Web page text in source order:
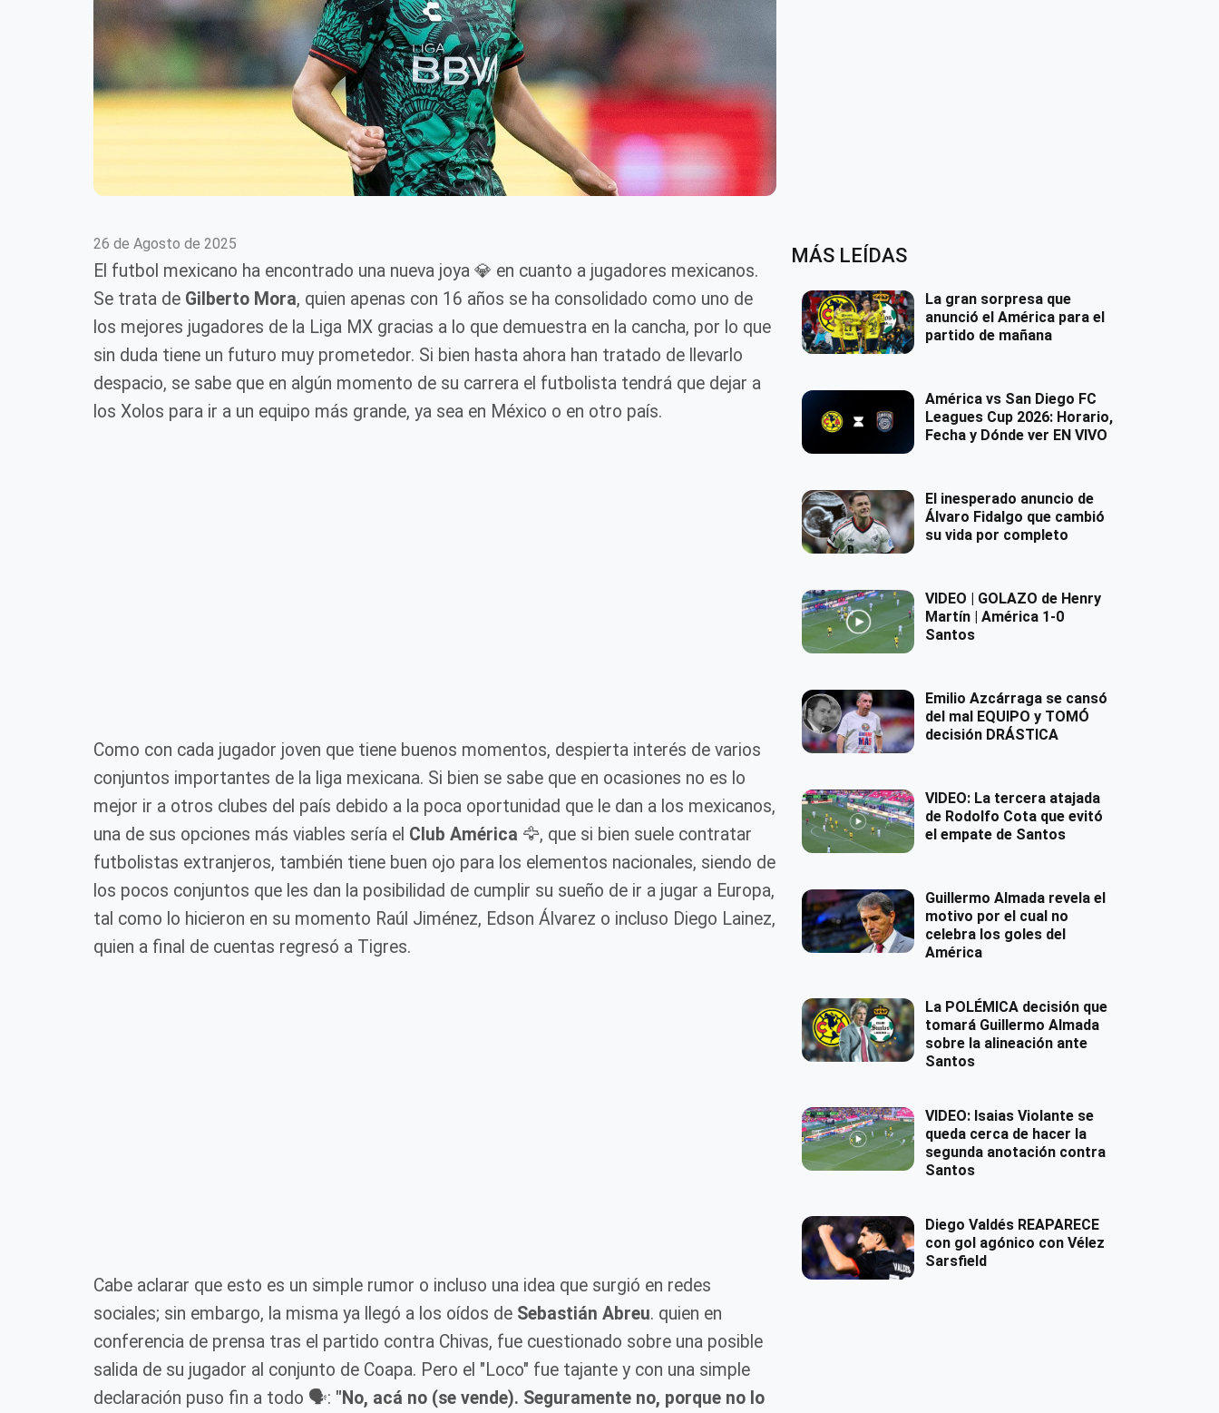
26 de Agosto de 2025
El futbol mexicano ha encontrado una nueva joya 💎 en cuanto a jugadores mexicanos.
Se trata de Gilberto Mora, quien apenas con 16 años se ha consolidado como uno de
los mejores jugadores de la Liga MX gracias a lo que demuestra en la cancha, por lo que
sin duda tiene un futuro muy prometedor. Si bien hasta ahora han tratado de llevarlo
despacio, se sabe que en algún momento de su carrera el futbolista tendrá que dejar a
los Xolos para ir a un equipo más grande, ya sea en México o en otro país.
Como con cada jugador joven que tiene buenos momentos, despierta interés de varios
conjuntos importantes de la liga mexicana. Si bien se sabe que en ocasiones no es lo
mejor ir a otros clubes del país debido a la poca oportunidad que le dan a los mexicanos,
una de sus opciones más viables sería el Club América 🦅, que si bien suele contratar
futbolistas extranjeros, también tiene buen ojo para los elementos nacionales, siendo de
los pocos conjuntos que les dan la posibilidad de cumplir su sueño de ir a jugar a Europa,
tal como lo hicieron en su momento Raúl Jiménez, Edson Álvarez o incluso Diego Lainez,
quien a final de cuentas regresó a Tigres.
Cabe aclarar que esto es un simple rumor o incluso una idea que surgió en redes
sociales; sin embargo, la misma ya llegó a los oídos de Sebastián Abreu. quien en
conferencia de prensa tras el partido contra Chivas, fue cuestionado sobre una posible
salida de su jugador al conjunto de Coapa. Pero el "Loco" fue tajante y con una simple
declaración puso fin a todo 🗣️: "No, acá no (se vende). Seguramente no, porque no lo
MÁS LEÍDAS
La gran sorpresa que
anunció el América para el
partido de mañana
América vs San Diego FC
Leagues Cup 2026: Horario,
Fecha y Dónde ver EN VIVO
El inesperado anuncio de
Álvaro Fidalgo que cambió
su vida por completo
VIDEO | GOLAZO de Henry
Martín | América 1-0
Santos
Emilio Azcárraga se cansó
del mal EQUIPO y TOMÓ
decisión DRÁSTICA
VIDEO: La tercera atajada
de Rodolfo Cota que evitó
el empate de Santos
Guillermo Almada revela el
motivo por el cual no
celebra los goles del
América
La POLÉMICA decisión que
tomará Guillermo Almada
sobre la alineación ante
Santos
VIDEO: Isaias Violante se
queda cerca de hacer la
segunda anotación contra
Santos
Diego Valdés REAPARECE
con gol agónico con Vélez
Sarsfield